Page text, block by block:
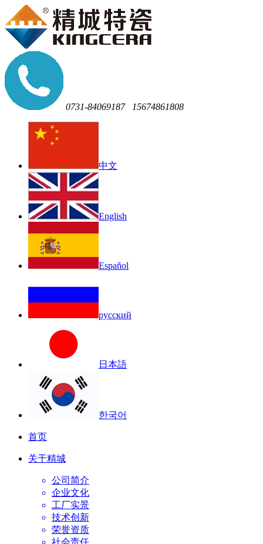
0731-84069187 15674861808
中文
English
Español
русский
日本語
한국어
首页
关于精城
公司简介
企业文化
工厂实景
技术创新
荣誉资质
社会责任